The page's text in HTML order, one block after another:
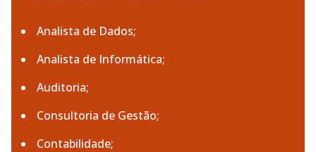
Analista de Dados;
Analista de Informática;
Auditoria;
Consultoria de Gestão;
Contabilidade;